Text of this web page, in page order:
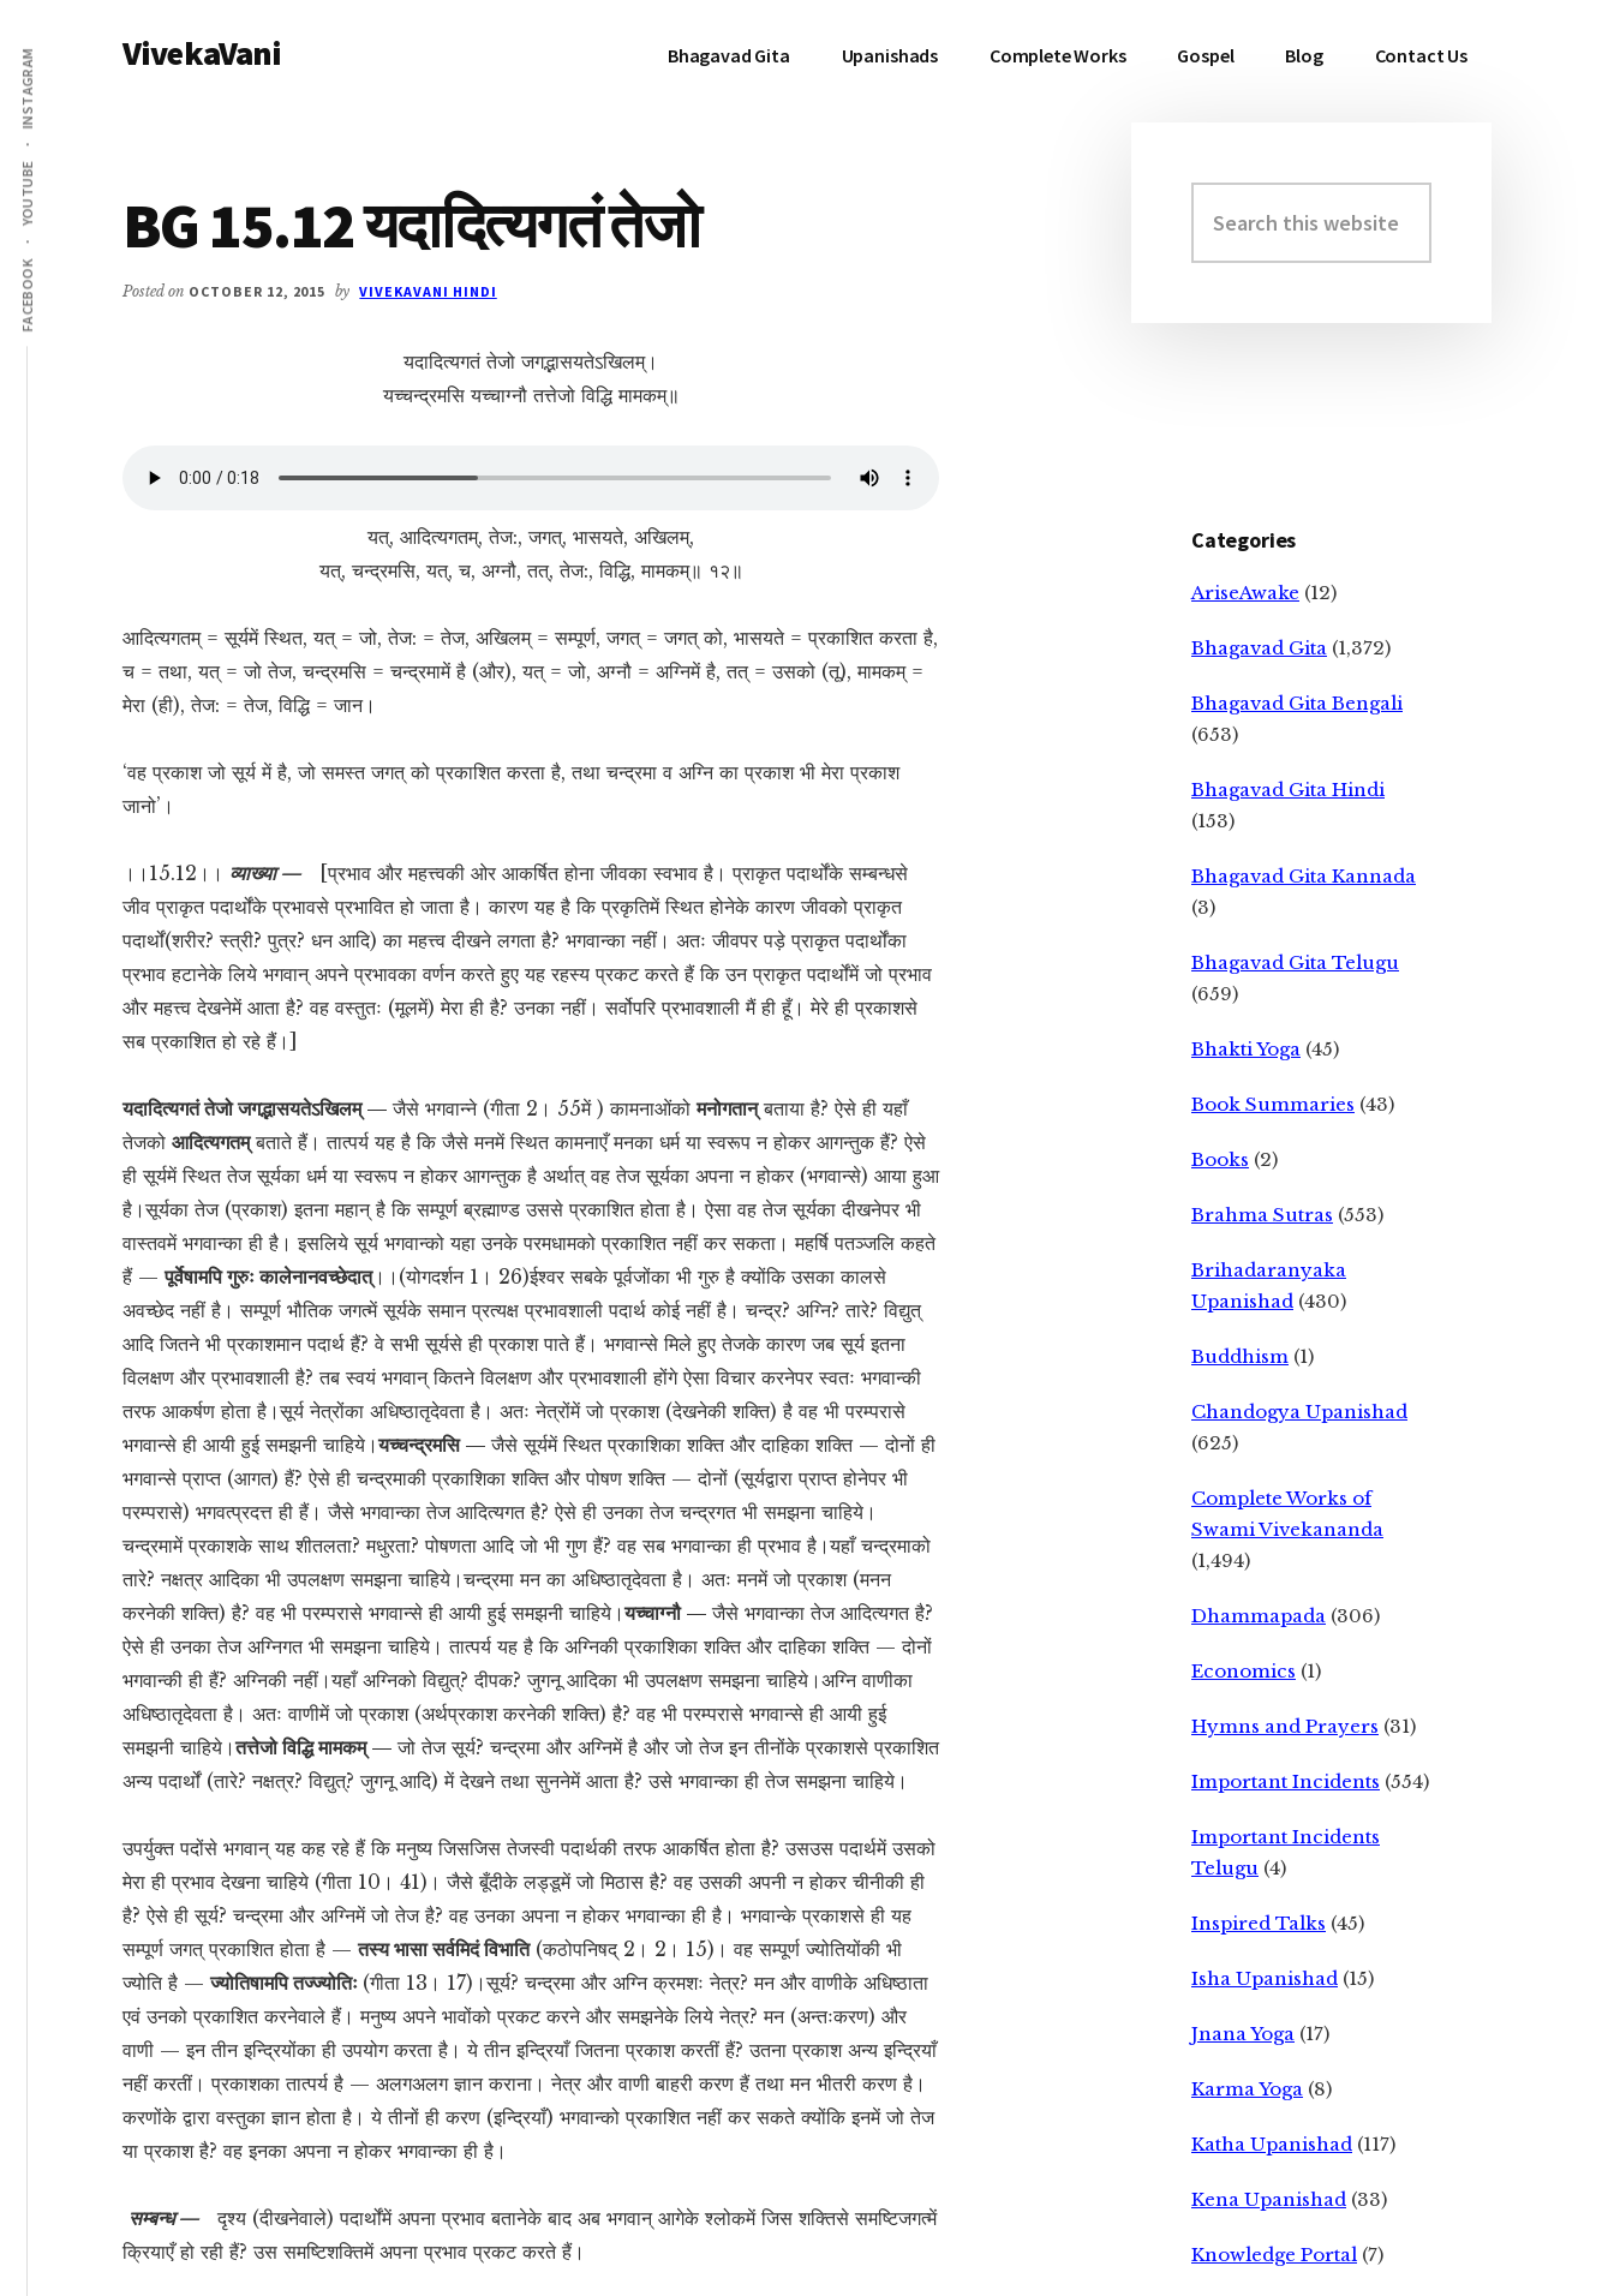
main
content
primary
sidebar
Additional
menu
FACEBOOK
YOUTUBE
INSTAGRAM VivekaVani Bhagavad Gita Upanishads Complete Works Gospel Blog Contact Us
BG 15.12 यदादित्यगतं तेजो
Posted on OCTOBER 12, 2015 by VIVEKAVANI HINDI
यदादित्यगतं तेजो जगद्भासयतेऽखिलम्।
यच्चन्द्रमसि यच्चाग्नौ तत्तेजो विद्धि मामकम्॥
यत्, आदित्यगतम्, तेज:, जगत्, भासयते, अखिलम्,
यत्, चन्द्रमसि, यत्, च, अग्नौ, तत्, तेज:, विद्धि, मामकम्॥ १२॥
आदित्यगतम् = सूर्यमें स्थित, यत् = जो, तेज: = तेज, अखिलम् = सम्पूर्ण, जगत् = जगत् को, भासयते = प्रकाशित करता है,
च = तथा, यत् = जो तेज, चन्द्रमसि = चन्द्रमामें है (और), यत् = जो, अग्नौ = अग्निमें है, तत् = उसको (तू), मामकम् =
मेरा (ही), तेज: = तेज, विद्धि = जान।
‘वह प्रकाश जो सूर्य में है, जो समस्त जगत् को प्रकाशित करता है, तथा चन्द्रमा व अग्नि का प्रकाश भी मेरा प्रकाश
जानो’।
।।15.12।। व्याख्या —
[प्रभाव और महत्त्वकी ओर आकर्षित होना जीवका स्वभाव है। प्राकृत पदार्थोंके सम्बन्धसे
जीव प्राकृत पदार्थोंके प्रभावसे प्रभावित हो जाता है। कारण यह है कि प्रकृतिमें स्थित होनेके कारण जीवको प्राकृत
पदार्थों(शरीर? स्त्री? पुत्र? धन आदि) का महत्त्व दीखने लगता है? भगवान्का नहीं। अतः जीवपर पड़े प्राकृत पदार्थोंका
प्रभाव हटानेके लिये भगवान् अपने प्रभावका वर्णन करते हुए यह रहस्य प्रकट करते हैं कि उन प्राकृत पदार्थोंमें जो प्रभाव
और महत्त्व देखनेमें आता है? वह वस्तुतः (मूलमें) मेरा ही है? उनका नहीं। सर्वोपरि प्रभावशाली मैं ही हूँ। मेरे ही प्रकाशसे
सब प्रकाशित हो रहे हैं।]
यदादित्यगतं तेजो जगद्भासयतेऽखिलम् —जैसे भगवान्ने (गीता 2। 55में ) कामनाओंकोमनोगतान्बताया है? ऐसे ही यहाँ
तेजको आदित्यगतम्बताते हैं। तात्पर्य यह है कि जैसे मनमें स्थित कामनाएँ मनका धर्म या स्वरूप न होकर आगन्तुक हैं? ऐसे
ही सूर्यमें स्थित तेज सूर्यका धर्म या स्वरूप न होकर आगन्तुक है अर्थात् वह तेज सूर्यका अपना न होकर (भगवान्से) आया हुआ
है।सूर्यका तेज (प्रकाश) इतना महान् है कि सम्पूर्ण ब्रह्माण्ड उससे प्रकाशित होता है। ऐसा वह तेज सूर्यका दीखनेपर भी
वास्तवमें भगवान्का ही है। इसलिये सूर्य भगवान्को यहा उनके परमधामको प्रकाशित नहीं कर सकता। महर्षि पतञ्जलि कहते
हैं —पूर्वेषामपि गुरुः कालेनानवच्छेदात्।।(योगदर्शन 1। 26)ईश्वर सबके पूर्वजोंका भी गुरु है क्योंकि उसका कालसे
अवच्छेद नहीं है। सम्पूर्ण भौतिक जगत्में सूर्यके समान प्रत्यक्ष प्रभावशाली पदार्थ कोई नहीं है। चन्द्र? अग्नि? तारे? विद्युत्
आदि जितने भी प्रकाशमान पदार्थ हैं? वे सभी सूर्यसे ही प्रकाश पाते हैं। भगवान्से मिले हुए तेजके कारण जब सूर्य इतना
विलक्षण और प्रभावशाली है? तब स्वयं भगवान् कितने विलक्षण और प्रभावशाली होंगे ऐसा विचार करनेपर स्वतः भगवान्की
तरफ आकर्षण होता है।सूर्य नेत्रोंका अधिष्ठातृदेवता है। अतः नेत्रोंमें जो प्रकाश (देखनेकी शक्ति) है वह भी परम्परासे
भगवान्से ही आयी हुई समझनी चाहिये।यच्चन्द्रमसि —जैसे सूर्यमें स्थित प्रकाशिका शक्ति और दाहिका शक्ति — दोनों ही
भगवान्से प्राप्त (आगत) हैं? ऐसे ही चन्द्रमाकी प्रकाशिका शक्ति और पोषण शक्ति — दोनों (सूर्यद्वारा प्राप्त होनेपर भी
परम्परासे) भगवत्प्रदत्त ही हैं। जैसे भगवान्का तेज आदित्यगत है? ऐसे ही उनका तेज चन्द्रगत भी समझना चाहिये।
चन्द्रमामें प्रकाशके साथ शीतलता? मधुरता? पोषणता आदि जो भी गुण हैं? वह सब भगवान्का ही प्रभाव है।यहाँ चन्द्रमाको
तारे? नक्षत्र आदिका भी उपलक्षण समझना चाहिये।चन्द्रमा मन का अधिष्ठातृदेवता है। अतः मनमें जो प्रकाश (मनन
करनेकी शक्ति) है? वह भी परम्परासे भगवान्से ही आयी हुई समझनी चाहिये।यच्चाग्नौ —जैसे भगवान्का तेज आदित्यगत है?
ऐसे ही उनका तेज अग्निगत भी समझना चाहिये। तात्पर्य यह है कि अग्निकी प्रकाशिका शक्ति और दाहिका शक्ति — दोनों
भगवान्की ही हैं? अग्निकी नहीं।यहाँ अग्निको विद्युत्? दीपक? जुगनू आदिका भी उपलक्षण समझना चाहिये।अग्नि वाणीका
अधिष्ठातृदेवता है। अतः वाणीमें जो प्रकाश (अर्थप्रकाश करनेकी शक्ति) है? वह भी परम्परासे भगवान्से ही आयी हुई
समझनी चाहिये।तत्तेजो विद्धि मामकम् —जो तेज सूर्य? चन्द्रमा और अग्निमें है और जो तेज इन तीनोंके प्रकाशसे प्रकाशित
अन्य पदार्थों (तारे? नक्षत्र? विद्युत्? जुगनू आदि) में देखने तथा सुननेमें आता है? उसे भगवान्का ही तेज समझना चाहिये।
उपर्युक्त पदोंसे भगवान् यह कह रहे हैं कि मनुष्य जिसजिस तेजस्वी पदार्थकी तरफ आकर्षित होता है? उसउस पदार्थमें उसको
मेरा ही प्रभाव देखना चाहिये (गीता 10। 41)। जैसे बूँदीके लड्डूमें जो मिठास है? वह उसकी अपनी न होकर चीनीकी ही
है? ऐसे ही सूर्य? चन्द्रमा और अग्निमें जो तेज है? वह उनका अपना न होकर भगवान्का ही है। भगवान्के प्रकाशसे ही यह
सम्पूर्ण जगत् प्रकाशित होता है —तस्य भासा सर्वमिदं विभाति(कठोपनिषद् 2। 2। 15)। वह सम्पूर्ण ज्योतियोंकी भी
ज्योति है —ज्योतिषामपि तज्ज्योतिः (गीता 13। 17)।सूर्य? चन्द्रमा और अग्नि क्रमशः नेत्र? मन और वाणीके अधिष्ठाता
एवं उनको प्रकाशित करनेवाले हैं। मनुष्य अपने भावोंको प्रकट करने और समझनेके लिये नेत्र? मन (अन्तःकरण) और
वाणी — इन तीन इन्द्रियोंका ही उपयोग करता है। ये तीन इन्द्रियाँ जितना प्रकाश करतीं हैं? उतना प्रकाश अन्य इन्द्रियाँ
नहीं करतीं। प्रकाशका तात्पर्य है — अलगअलग ज्ञान कराना। नेत्र और वाणी बाहरी करण हैं तथा मन भीतरी करण है।
करणोंके द्वारा वस्तुका ज्ञान होता है। ये तीनों ही करण (इन्द्रियाँ) भगवान्को प्रकाशित नहीं कर सकते क्योंकि इनमें जो तेज
या प्रकाश है? वह इनका अपना न होकर भगवान्का ही है।
सम्बन्ध —
दृश्य (दीखनेवाले) पदार्थोंमें अपना प्रभाव बतानेके बाद अब भगवान् आगेके श्लोकमें जिस शक्तिसे समष्टिजगत्में
क्रियाएँ हो रही हैं? उस समष्टिशक्तिमें अपना प्रभाव प्रकट करते हैं।
Primary
Sidebar
this
website
Categories
AriseAwake (12)
Bhagavad Gita (1,372)
Bhagavad Gita Bengali
(653)
Bhagavad Gita Hindi
(153)
Bhagavad Gita Kannada
(3)
Bhagavad Gita Telugu
(659)
Bhakti Yoga (45)
Book Summaries (43)
Books (2)
Brahma Sutras (553)
Brihadaranyaka
Upanishad (430)
Buddhism (1)
Chandogya Upanishad
(625)
Complete Works of
Swami Vivekananda
(1,494)
Dhammapada (306)
Economics (1)
Hymns and Prayers (31)
Important Incidents (554)
Important Incidents
Telugu (4)
Inspired Talks (45)
Isha Upanishad (15)
Jnana Yoga (17)
Karma Yoga (8)
Katha Upanishad (117)
Kena Upanishad (33)
Knowledge Portal (7)